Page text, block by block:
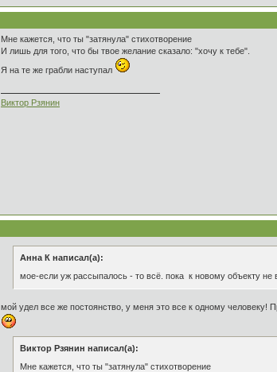
Мне кажется, что ты "затянула" стихотворение
И лишь для того, что бы твое желание сказало: "хочу к тебе".
Я на те же грабли наступал
Виктор Рзянин
Анна К написал(а):
мое-если уж рассыпалось - то всё. пока к новому объекту
мой удел все же постоянство, у меня это все к одному человеку!
Виктор Рзянин написал(а):
Мне кажется, что ты "затянула" стихотворение